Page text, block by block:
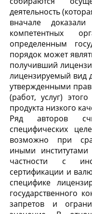
деятельность
вначале
компетентных
определенным
порядок может
получивший
лицензируемый вид
утвержденными
(работ, услуг)
продукта низкого
Ряд авторов
специфических
возможно при
иными
частности с
сертификации и
специфике
государственного
запретов и